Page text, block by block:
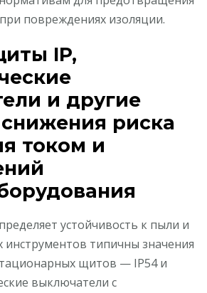
повреждениях изоляции.
IP,
и другие
риска
током и
устойчивость к пыли и
инструментов типичны значения
щитов — IP54 и
выключатели с